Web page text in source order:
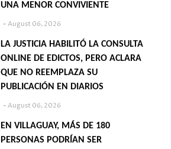
UNA MENOR CONVIVIENTE
August 06, 2026
LA JUSTICIA HABILITÓ LA CONSULTA
ONLINE DE EDICTOS, PERO ACLARA
QUE NO REEMPLAZA SU
PUBLICACIÓN EN DIARIOS
August 06, 2026
EN VILLAGUAY, MÁS DE 180
PERSONAS PODRÍAN SER